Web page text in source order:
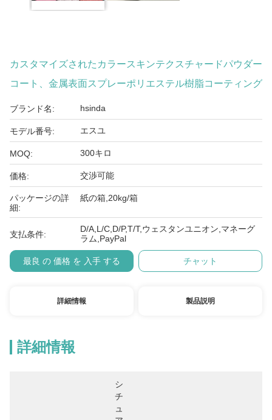
カスタマイズされたカラースキンテクスチャードパウダー
コート、金属表面スプレーポリエステル樹脂コーティング
ブランド名: hsinda
モデル番号: エスユ
MOQ: 300キロ
価格: 交渉可能
パッケージの詳
細:
紙の箱,20kg/箱
支払条件:
D/A,L/C,D/P,T/T,ウェスタンユニオン,マネーグ
ラム,PayPal
最良 の 価格 を 入手 する チャット
詳細情報 製品説明
詳細情報
シ
チ
ュ